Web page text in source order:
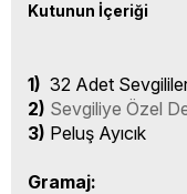
Kutunun İçeriği
1) 32 Adet
2) Sevgiliye Özel
3) Peluş Ayıcık
Gramaj: